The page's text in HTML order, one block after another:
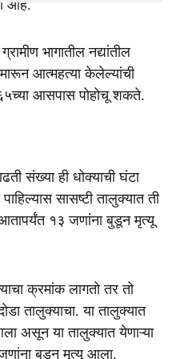
आहे.
भागातील नद्यांतील
आत्‍महत्‍या केलेल्‍यांची
आसपास पोहोचू शकते.
संख्‍या ही धोक्‍याची घंटा
सासष्‍टी तालुक्यात ती
१३ जणांना बुडून मृत्‍यू
क्रमांक लागतो तर तो
तालुक्‍याचा. या तालुक्‍यात
असून या तालुक्‍यात येणाऱ्या
बुडून मृत्‍यू आला.